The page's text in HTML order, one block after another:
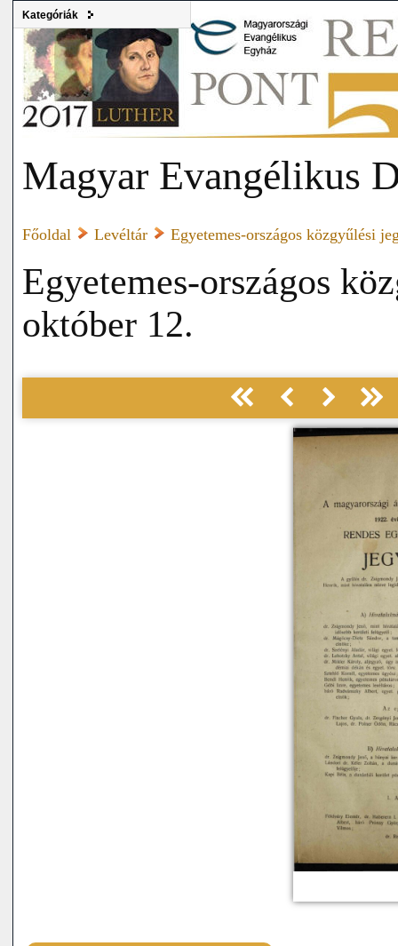
Kategóriák
Magyar Evangélikus
Főoldal Levéltár Egyetemes-országos közgyűlési
Egyetemes-országos
október 12.